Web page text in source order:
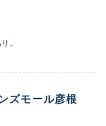
。
ズモール彦根